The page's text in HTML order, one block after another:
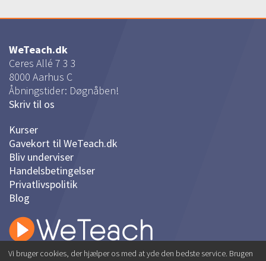
WeTeach.dk
Ceres Allé 7 3 3
8000 Aarhus C
Åbningstider: Døgnåben!
Skriv til os
Kurser
Gavekort til WeTeach.dk
Bliv underviser
Handelsbetingelser
Privatlivspolitik
Blog
Online hobby-kurser på dansk
Vi bruger cookies, der hjælper os med at yde den bedste service. Brugen